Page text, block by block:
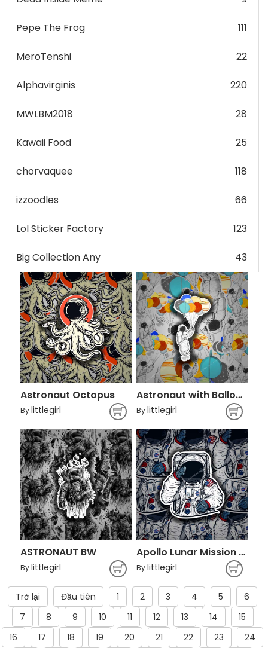
Pepe The Frog 111
MeroTenshi 22
Alphavirginis 220
MWLBM2018 28
Kawaii Food 25
chorvaquee 118
izzoodles 66
Lol Sticker Factory 123
Big Collection Any 43
Astronaut Octopus
Bylittlegirl
Astronaut with Balloon Planets
Bylittlegirl
ASTRONAUT BW
Bylittlegirl
Apollo Lunar Mission Astronaut Illustration (SPACE YO)
Bylittlegirl
Trở lại Đầu tiên 1 2 3 4 5
6
7
8 9 10 11 12 13 14
15
16
17 18 19 20 21 22 23
24